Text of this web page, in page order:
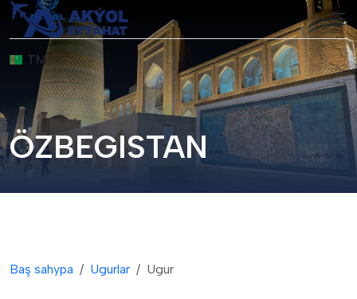
TM
ÖZBEGISTAN
Baş sahypa Ugurlar Ugur